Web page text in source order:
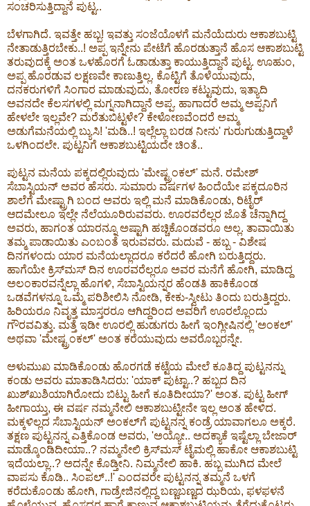
ಸಂಚರಿಸುತ್ತಿದ್ದಾನೆ ಪುಟ್ಟ..
ಬೆಳಗಾಗಿದೆ. ಇವತ್ತೇ ಹಬ್ಬ! ಇವತ್ತು ಸಂಜೆಯೊಳಗೆ ಮನೆಯೆದುರು ಆಕಾಶಬುಟ್ಟಿ
ನೇತಾಡುತ್ತಿರಬೇಕು..! ಅಪ್ಪ ಇನ್ನೇನು ಪೇಟೆಗೆ ಹೊರಡುತ್ತಾನೆ ಹೊಸ ಆಕಾಶಬುಟ್ಟಿ
ತರುವುದಕ್ಕೆ ಅಂತ ಒಳಹೊರಗೆ ಓಡಾಡುತ್ತಾ ಕಾಯುತ್ತಿದ್ದಾನೆ ಪುಟ್ಟ. ಊಹುಂ,
ಅಪ್ಪ ಹೊರಡುವ ಲಕ್ಷಣವೇ ಕಾಣುತ್ತಿಲ್ಲ. ಕೊಟ್ಟಿಗೆ ತೊಳೆಯುವುದು,
ದನಕರುಗಳಿಗೆ ಸಿಂಗಾರ ಮಾಡುವುದು, ತೋರಣ ಕಟ್ಟುವುದು, ಇತ್ಯಾದಿ
ಅವನದೇ ಕೆಲಸಗಳಲ್ಲಿ ಮಗ್ನನಾಗಿದ್ದಾನೆ ಅಪ್ಪ. ಹಾಗಾದರೆ ಅಮ್ಮ ಅಪ್ಪನಿಗೆ
ಹೇಳಲೇ ಇಲ್ಲವೇ? ಮರೆತುಬಿಟ್ಟಳೇ? ಕೇಳೋಣವೆಂದರೆ ಅಮ್ಮ
ಅಡುಗೆಮನೆಯಲ್ಲಿ ಬ್ಯುಸಿ! 'ಮಡಿ..! ಇಲ್ಲೆಲ್ಲಾ ಬರಡ ನೀನು' ಗುರುಗುಡುತ್ತಿದ್ದಾಳೆ
ಒಳಗಿಂದಲೇ. ಪುಟ್ಟನಿಗೆ ಆಕಾಶಬುಟ್ಟಿಯದೇ ಚಿಂತೆ..
ಪುಟ್ಟನ ಮನೆಯ ಪಕ್ಕದಲ್ಲಿರುವುದು 'ಮೇಷ್ಟ್ರಂಕಲ್' ಮನೆ. ರಮೇಶ್
ಸೆಬಾಸ್ಟಿಯನ್ ಅವರ ಹೆಸರು. ಸುಮಾರು ವರ್ಷಗಳ ಹಿಂದೆಯೇ ಪಕ್ಕದೂರಿನ
ಶಾಲೆಗೆ ಮೇಷ್ಟ್ರಾಗಿ ಬಂದ ಅವರು ಇಲ್ಲಿ ಮನೆ ಮಾಡಿಕೊಂಡು, ರಿಟೈರ್
ಆದಮೇಲೂ ಇಲ್ಲೇ ನೆಲೆಯೂರಿರುವವರು. ಊರವರೆಲ್ಲರ ಜೊತೆ ಚೆನ್ನಾಗಿದ್ದ
ಅವರು, ಹಾಗಂತ ಯಾರನ್ನೂ ಅಷ್ಟಾಗಿ ಹಚ್ಚಿಕೊಂಡವರೂ ಅಲ್ಲ. ತಾವಾಯಿತು
ತಮ್ಮ ಪಾಡಾಯಿತು ಎಂಬಂತೆ ಇರುವವರು. ಮದುವೆ - ಹಬ್ಬ - ವಿಶೇಷ
ದಿನಗಳಂದು ಯಾರ ಮನೆಯಲ್ಲಾದರೂ ಕರೆದರೆ ಹೋಗಿ ಬರುತ್ತಿದ್ದರು.
ಹಾಗೆಯೇ ಕ್ರಿಸ್‍ಮಸ್ ದಿನ ಊರವರೆಲ್ಲರೂ ಅವರ ಮನೆಗೆ ಹೋಗಿ, ಮಾಡಿದ್ದ
ಅಲಂಕಾರವನ್ನೆಲ್ಲಾ ಹೊಗಳಿ, ಸೆಬಾಸ್ಟಿಯನ್ನರ ಹೆಂಡತಿ ಹಾಕಿಕೊಂಡ
ಒಡವೆಗಳನ್ನೂ ಒಮ್ಮೆ ಪರಿಶೀಲಿಸಿ ನೋಡಿ, ಕೇಕು-ಸ್ವೀಟು ತಿಂದು ಬರುತ್ತಿದ್ದರು.
ಹಿರಿಯರೂ ನಿವೃತ್ತ ಮಾಸ್ತರರೂ ಆಗಿದ್ದರಿಂದ ಅವರಿಗೆ ಊರಲ್ಲೊಂದು
ಗೌರವವಿತ್ತು. ಮತ್ತೆ ಇಡೀ ಊರಲ್ಲಿ ಹುಡುಗರು ಹೀಗೆ ಇಂಗ್ಲೀಷಿನಲ್ಲಿ 'ಅಂಕಲ್'
ಅಥವಾ 'ಮೇಷ್ಟ್ರಂಕಲ್' ಅಂತ ಕರೆಯುವುದು ಅವರೊಬ್ಬರನ್ನೇ.
ಅಳುಮುಖ ಮಾಡಿಕೊಂಡು ಹೊರಗಡೆ ಕಟ್ಟೆಯ ಮೇಲೆ ಕೂತಿದ್ದ ಪುಟ್ಟನನ್ನು
ಕಂಡು ಅವರು ಮಾತಾಡಿಸಿದರು: 'ಯಾಕ್ ಪುಟ್ಟಾ..? ಹಬ್ಬದ ದಿನ
ಖುಶ್‍ಖುಶಿಯಾಗಿರೋದು ಬಿಟ್ಟು ಹೀಗೆ ಕೂತಿದೀಯಾ?' ಅಂತ. ಪುಟ್ಟ ಹೀಗ್
ಹೀಗಾಯ್ತು, ಈ ವರ್ಷ ನಮ್ಮನೇಲಿ ಆಕಾಶಬುಟ್ಟೀನೇ ಇಲ್ಲ ಅಂತ ಹೇಳಿದ.
ಮಕ್ಕಳಿಲ್ಲದ ಸೆಬಾಸ್ಟಿಯನ್ ಅಂಕಲ್‍ಗೆ ಪುಟ್ಟನನ್ನ ಕಂಡ್ರೆ ಯಾವಾಗಲೂ ಅಕ್ಕರೆ.
ತಕ್ಷಣ ಪುಟ್ಟನನ್ನ ಎತ್ತಿಕೊಂಡ ಅವರು, 'ಅಯ್ಯೋ.. ಅದಕ್ಯಾಕೆ ಇಷ್ಟೆಲ್ಲಾ ಬೇಜಾರ್
ಮಾಡ್ಕೊಂಡಿದೀಯಾ..? ನಮ್ಮನೇಲಿ ಕ್ರಿಸ್‍ಮಸ್ ಟೈಮಲ್ಲಿ ಹಾಕೋ ಆಕಾಶಬುಟ್ಟಿ
ಇದೆಯಲ್ಲಾ..? ಅದನ್ನೇ ಕೊಡ್ತೀನಿ. ನಿಮ್ಮನೇಲಿ ಹಾಕಿ. ಹಬ್ಬ ಮುಗಿದ ಮೇಲೆ
ವಾಪಸು ಕೊಡಿ.. ಸಿಂಪಲ್..!' ಎಂದವರೇ ಪುಟ್ಟನನ್ನ ತಮ್ಮನೆ ಒಳಗೆ
ಕರೆದುಕೊಂಡು ಹೋಗಿ, ಗಾಡ್ರೇಜಿನಲ್ಲಿದ್ದ ಬಣ್ಣಬಣ್ಣದ ಝರಿಯ, ಫಳಫಳನೆ